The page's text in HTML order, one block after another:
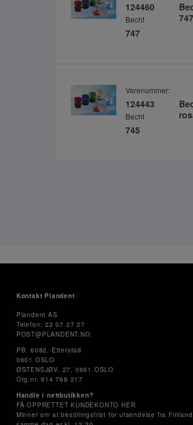
124460
Becht
747
Varenummer:
124443
Becht
745
Kontakt Plandent
Plandent AS
Telefon: 22 07 27 27
POST@PLANDENT.NO
PB. 6082, Etterstad
0601 OSLO
ØSTENSJØV. 27, 0661 OSLO
Org.nr. 914 768 217
Handle i nettbutikken?
FÅ OPPRETTET KUNDEKONTO HER
Minner om at bestillingsfrist for utsendelse fra Finland